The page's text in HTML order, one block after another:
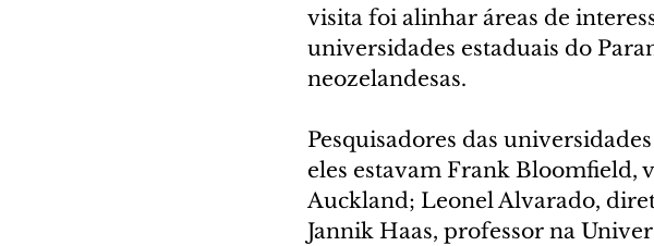
visita foi alinhar áreas de
universidades estaduais do
neozelandesas.
Pesquisadores das
eles estavam Frank Bloomfield,
Auckland; Leonel Alvarado,
Jannik Haas, professor na